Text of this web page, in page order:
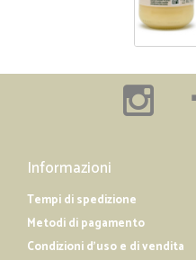
Informazioni
Tempi di spedizione
Metodi di pagamento
Condizioni d'uso e di vendita